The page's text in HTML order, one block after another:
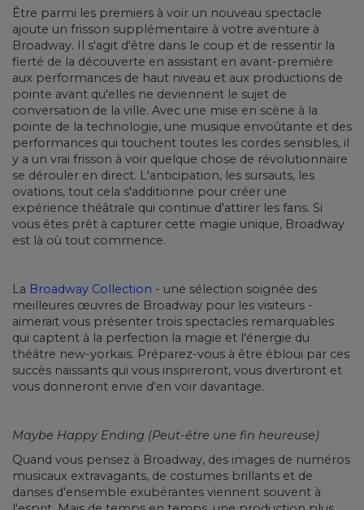
Être parmi les premiers à voir un nouveau spectacle
ajoute un frisson supplémentaire à votre aventure à
Broadway. Il s'agit d'être dans le coup et de ressentir la
fierté de la découverte en assistant en avant-première
aux performances de haut niveau et aux productions de
pointe avant qu'elles ne deviennent le sujet de
conversation de la ville. Avec une mise en scène à la
pointe de la technologie, une musique envoûtante et des
performances qui touchent toutes les cordes sensibles, il
y a un vrai frisson à voir quelque chose de révolutionnaire
se dérouler en direct. L'anticipation, les sursauts, les
ovations, tout cela s'additionne pour créer une
expérience théâtrale qui continue d'attirer les fans. Si
vous êtes prêt à capturer cette magie unique, Broadway
est là où tout commence.
La Broadway Collection - une sélection soignée des
meilleures œuvres de Broadway pour les visiteurs -
aimerait vous présenter trois spectacles remarquables
qui captent à la perfection la magie et l'énergie du
théâtre new-yorkais. Préparez-vous à être ébloui par ces
succès naissants qui vous inspireront, vous divertiront et
vous donneront envie d'en voir davantage.
Maybe Happy Ending (Peut-être une fin heureuse)
Quand vous pensez à Broadway, des images de numéros
musicaux extravagants, de costumes brillants et de
danses d'ensemble exubérantes viennent souvent à